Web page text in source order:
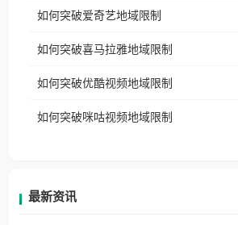
使用番茄回国加速器，即可解
台湾、美国、加拿大、澳大利
权限制所困扰。
播放”的提示语。 海外用户如香港、澳门、台湾、美
国、加拿大、澳大利亚、欧洲
制问题，且仅能在中国大陆地区播放。 遇
户收听网易云音乐地区版权限
如何突破爱奇艺地域限制
如何突破喜马拉雅地域限制
如何突破优酷视频地域限制
如何突破咪咕视频地域限制
最新资讯